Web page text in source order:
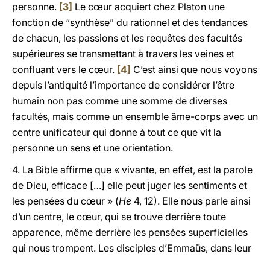
personne. [3] Le cœur acquiert chez Platon une
fonction de “synthèse” du rationnel et des tendances
de chacun, les passions et les requêtes des facultés
supérieures se transmettant à travers les veines et
confluant vers le cœur. [4] C’est ainsi que nous voyons
depuis l’antiquité l’importance de considérer l’être
humain non pas comme une somme de diverses
facultés, mais comme un ensemble âme-corps avec un
centre unificateur qui donne à tout ce que vit la
personne un sens et une orientation.
4. La Bible affirme que « vivante, en effet, est la parole
de Dieu, efficace […] elle peut juger les sentiments et
les pensées du cœur » (He 4, 12). Elle nous parle ainsi
d’un centre, le cœur, qui se trouve derrière toute
apparence, même derrière les pensées superficielles
qui nous trompent. Les disciples d’Emmaüs, dans leur